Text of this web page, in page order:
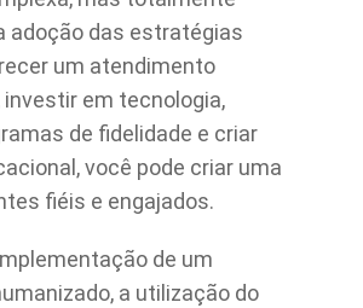
adoção das estratégias
um atendimento
investir em tecnologia,
de fidelidade e criar
você pode criar uma
fiéis e engajados.
de um
a utilização do